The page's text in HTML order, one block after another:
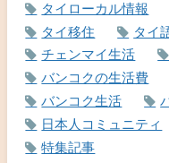
タイローカル情報
タイ移住
タイ
チェンマイ生活
バンコクの生活費
バンコク生活
日本人コミュニティ
特集記事